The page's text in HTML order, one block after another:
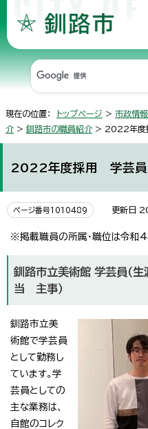
現在の位置： トップページ > 市政情報
介 > 釧路市の職員紹介 > 2022年度
2022年度採用 学芸
ページ番号1010489 更新日
※掲載職員の所属・職位は令和4
釧路市立美術館 学芸員（
当 主事）
釧路市立美
術館で学芸員
として勤務し
ています。学
芸員としての
主な業務は、
自館のコレク